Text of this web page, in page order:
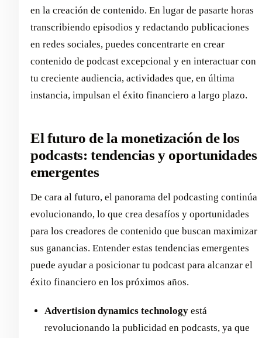
en la creación de contenido. En lugar de pasarte horas
transcribiendo episodios y redactando publicaciones
en redes sociales, puedes concentrarte en crear
contenido de podcast excepcional y en interactuar con
tu creciente audiencia, actividades que, en última
instancia, impulsan el éxito financiero a largo plazo.
El futuro de la monetización de los
podcasts: tendencias y oportunidades
emergentes
De cara al futuro, el panorama del podcasting continúa
evolucionando, lo que crea desafíos y oportunidades
para los creadores de contenido que buscan maximizar
sus ganancias. Entender estas tendencias emergentes
puede ayudar a posicionar tu podcast para alcanzar el
éxito financiero en los próximos años.
Advertision dynamics technology está
revolucionando la publicidad en podcasts, ya que